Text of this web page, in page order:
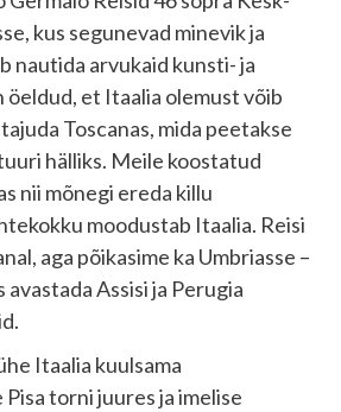
kus segunevad minevik ja
nautida arvukaid kunsti- ja
öeldud, et Itaalia olemust võib
Toscanas, mida peetakse
hälliks. Meile koostatud
nii mõnegi ereda killu
moodustab Itaalia. Reisi
aga põikasime ka Umbriasse –
avastada Assisi ja Perugia
Itaalia kuulsama
torni juures ja imelise